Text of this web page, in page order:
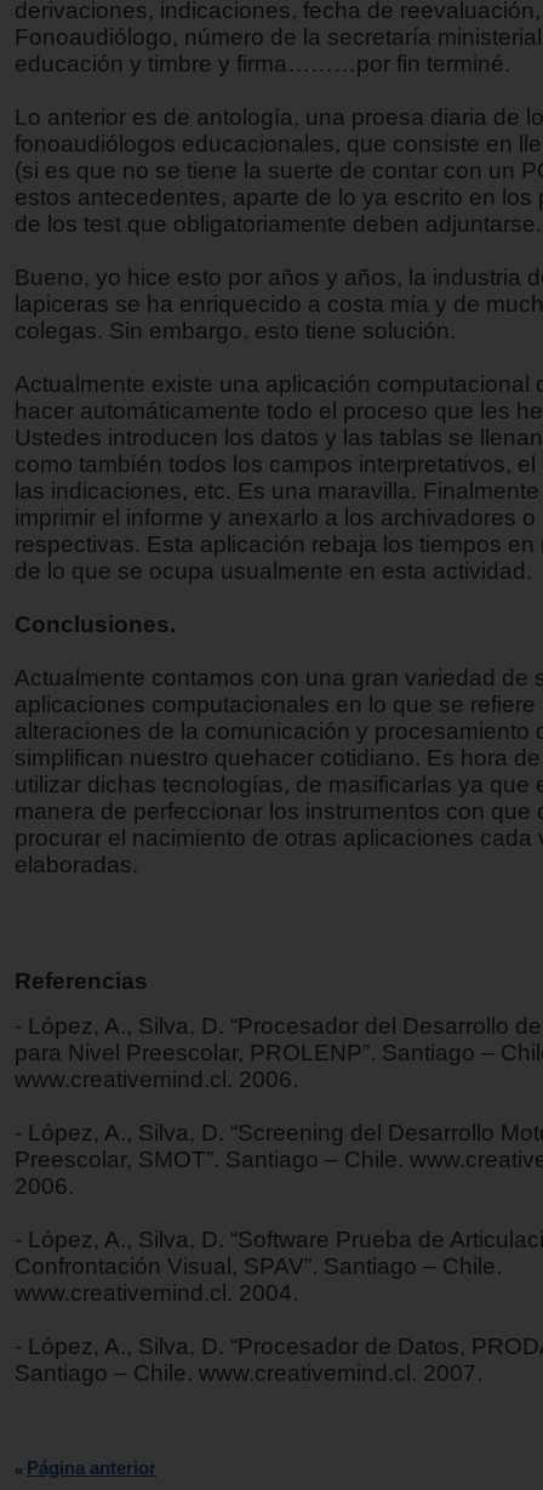
derivaciones, indicaciones, fecha de
Fonoaudiólogo, número de la secretaría
educación y timbre y firma………por fin terminé.
Lo anterior es de antología, una proesa diaria de
fonoaudiólogos educacionales, que consiste en
(si es que no se tiene la suerte de contar con un
estos antecedentes, aparte de lo ya escrito en los
de los test que obligatoriamente deben adjuntarse.
Bueno, yo hice esto por años y años, la industria
lapiceras se ha enriquecido a costa mía y de
colegas. Sin embargo, esto tiene solución.
Actualmente existe una aplicación computacional
hacer automáticamente todo el proceso que les
Ustedes introducen los datos y las tablas se
como también todos los campos interpretativos,
las indicaciones, etc. Es una maravilla.
imprimir el informe y anexarlo a los archivadores
respectivas. Esta aplicación rebaja los tiempos en
de lo que se ocupa usualmente en esta actividad.
Conclusiones.
Actualmente contamos con una gran variedad de
aplicaciones computacionales en lo que se refiere
alteraciones de la comunicación y procesamiento
simplifican nuestro quehacer cotidiano. Es hora
utilizar dichas tecnologías, de masificarlas ya que
manera de perfeccionar los instrumentos con que
procurar el nacimiento de otras aplicaciones cada
elaboradas.
Referencias
- López, A., Silva, D. “Procesador del Desarrollo
para Nivel Preescolar, PROLENP”. Santiago –
www.creativemind.cl. 2006.
- López, A., Silva, D. “Screening del Desarrollo
Preescolar, SMOT”. Santiago – Chile.
2006.
- López, A., Silva, D. “Software Prueba de
Confrontación Visual, SPAV”. Santiago – Chile.
www.creativemind.cl. 2004.
- López, A., Silva, D. “Procesador de Datos,
Santiago – Chile. www.creativemind.cl. 2007.
Página anterior